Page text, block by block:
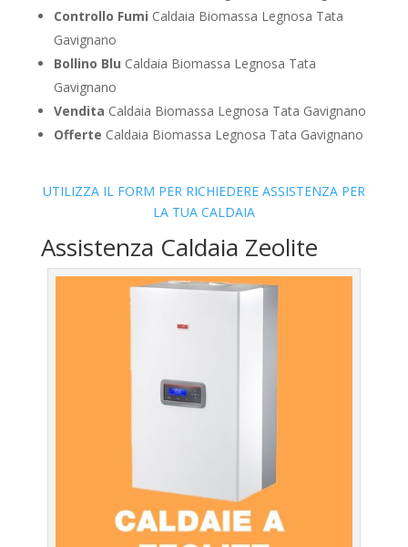
Controllo Fumi Caldaia Biomassa Legnosa Tata
Gavignano
Bollino Blu Caldaia Biomassa Legnosa Tata
Gavignano
Vendita Caldaia Biomassa Legnosa Tata Gavignano
Offerte Caldaia Biomassa Legnosa Tata Gavignano
UTILIZZA IL FORM PER RICHIEDERE ASSISTENZA PER
LA TUA CALDAIA
Assistenza Caldaia Zeolite